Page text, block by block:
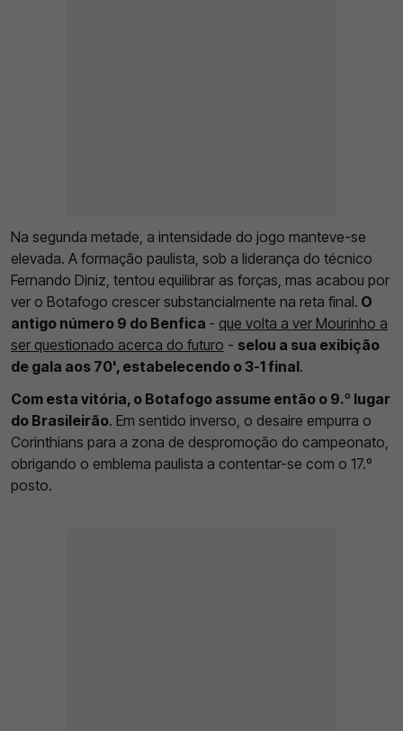
Na segunda metade, a intensidade do jogo manteve-se
elevada. A formação paulista, sob a liderança do técnico
Fernando Diniz, tentou equilibrar as forças, mas acabou por
ver o Botafogo crescer substancialmente na reta final. O
antigo número 9 do Benfica - que volta a ver Mourinho a
ser questionado acerca do futuro - selou a sua exibição
de gala aos 70', estabelecendo o 3-1 final.
Com esta vitória, o Botafogo assume então o 9.º lugar
do Brasileirão. Em sentido inverso, o desaire empurra o
Corinthians para a zona de despromoção do campeonato,
obrigando o emblema paulista a contentar-se com o 17.º
posto.